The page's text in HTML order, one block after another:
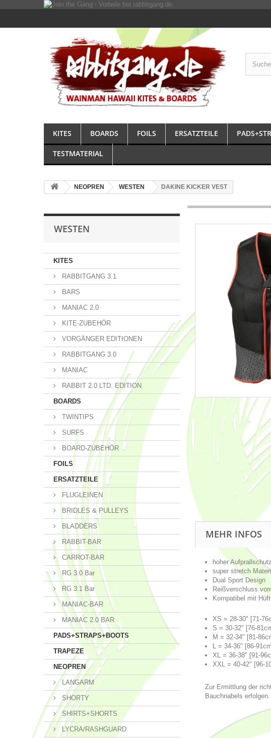
KITES BOARDS FOILS ERSATZTEILE
TESTMATERIAL
NEOPREN WESTEN DAKINE KICKER VEST
WESTEN
KITES
RABBITGANG 3.1
BARS
MANIAC 2.0
KITE-ZUBEHÖR
VORGÄNGER EDITIONEN
RABBITGANG 3.0
MANIAC
RABBIT 2.0 LTD. EDITION
BOARDS
TWINTIPS
SURFS
BOARD-ZUBEHÖR
FOILS
ERSATZTEILE
FLUGLEINEN
BRIDLES & PULLEYS
BLADDERS
RABBIT-BAR
CARROT-BAR
RG 3.0 Bar
RG 3.1 Bar
MANIAC-BAR
MANIAC 2.0 BAR
PADS+STRAPS+BOOTS
TRAPEZE
NEOPREN
LANGARM
SHORTY
SHIRTS+SHORTS
LYCRA/RASHGUARD
MEHR INFOS
hoher Aufprallschutz
super stretch
Dual Sport Design
Reißverschluss
Kompatibel mit
XS = 28-30" [71-
S = 30-32" [76-
M = 32-34" [81-
L = 34-36" [86-
XL = 36-38" [91-
XXL = 40-42" [96-
Zur Ermittlung der
Bauchnabels erfolgen.